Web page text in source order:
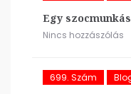
Egy
Nincs hozzászólás
699. Szám